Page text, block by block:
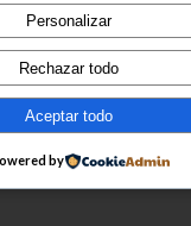
CATSALUT 061
Personalizar
Rechazar todo
Aceptar todo
by